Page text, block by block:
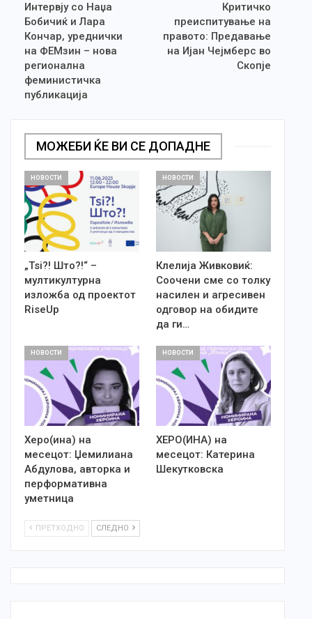
Интервју со Наџа
Бобичиќ и Лара
Кончар, уреднички
на ФЕМзин – нова
регионална
феминистичка
публикација
Критичко
преиспитување на
правото: Предавање
на Ијан Чејмберс во
Скопје
МОЖЕБИ ЌЕ ВИ СЕ ДОПАДНЕ
НОВОСТИ
„Tsi?! Што?!“ –
мултикултурна
изложба од проектот
RiseUp
НОВОСТИ
Клелија Живковиќ:
Соочени сме со толку
насилен и агресивен
одговор на обидите
да ги…
НОВОСТИ
Херо(ина) на
месецот: Џемилиана
Абдулова, авторка и
перформативна
уметница
НОВОСТИ
ХЕРО(ИНА) на
месецот: Катерина
Шекутковска
ПРЕТХОДНО СЛЕДНО